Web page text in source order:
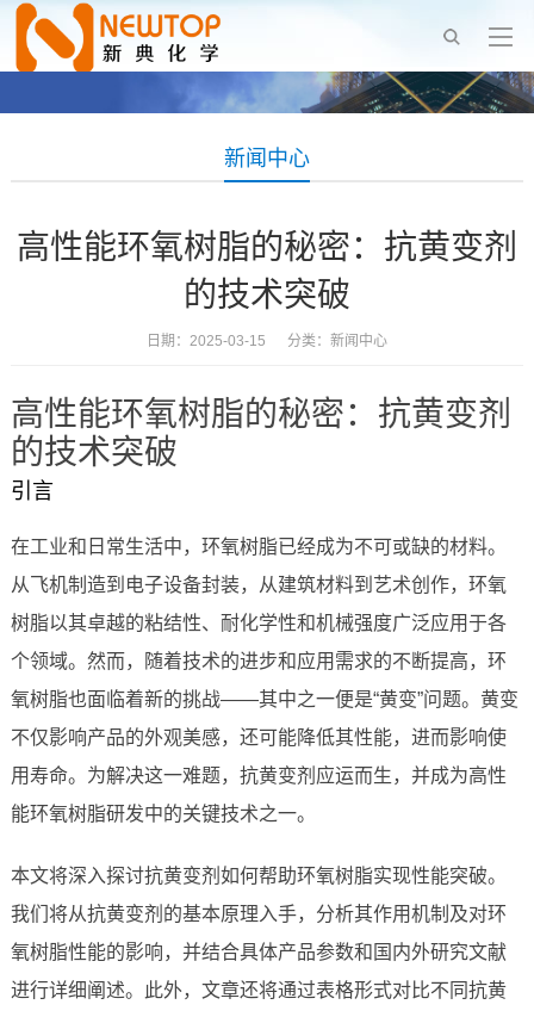
新闻中心
高性能环氧树脂的秘密：抗黄变剂
的技术突破
日期：2025-03-15 分类： 新闻中心
高性能环氧树脂的秘密：抗黄变剂
的技术突破
引言
在工业和日常生活中，环氧树脂已经成为不可或缺的材料。
从飞机制造到电子设备封装，从建筑材料到艺术创作，环氧
树脂以其卓越的粘结性、耐化学性和机械强度广泛应用于各
个领域。然而，随着技术的进步和应用需求的不断提高，环
氧树脂也面临着新的挑战——其中之一便是“黄变”问题。黄变
不仅影响产品的外观美感，还可能降低其性能，进而影响使
用寿命。为解决这一难题，抗黄变剂应运而生，并成为高性
能环氧树脂研发中的关键技术之一。
本文将深入探讨抗黄变剂如何帮助环氧树脂实现性能突破。
我们将从抗黄变剂的基本原理入手，分析其作用机制及对环
氧树脂性能的影响，并结合具体产品参数和国内外研究文献
进行详细阐述。此外，文章还将通过表格形式对比不同抗黄